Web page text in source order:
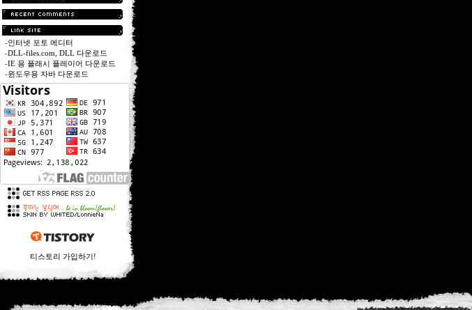
-인터넷 포토 에디터
-DLL-files.com, DLL 다운로드
-IE 용 플래시 플레이어 다운로드
-윈도우용 자바 다운로드
티스토리 가입하기!